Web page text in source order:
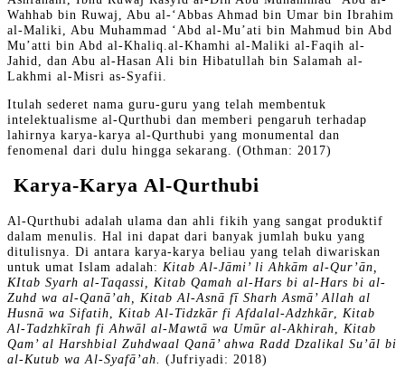
Wahhab bin Ruwaj, Abu al-‘Abbas Ahmad bin Umar bin Ibrahim
al-Maliki, Abu Muhammad ‘Abd al-Mu’ati bin Mahmud bin Abd
Mu’atti bin Abd al-Khaliq.al-Khamhi al-Maliki al-Faqih al-
Jahid, dan Abu al-Hasan Ali bin Hibatullah bin Salamah al-
Lakhmi al-Misri as-Syafii.
Itulah sederet nama guru-guru yang telah membentuk
intelektualisme al-Qurthubi dan memberi pengaruh terhadap
lahirnya karya-karya al-Qurthubi yang monumental dan
fenomenal dari dulu hingga sekarang. (Othman: 2017)
Karya-Karya Al-Qurthubi
Al-Qurthubi adalah ulama dan ahli fikih yang sangat produktif
dalam menulis. Hal ini dapat dari banyak jumlah buku yang
ditulisnya. Di antara karya-karya beliau yang telah diwariskan
untuk umat Islam adalah: Kitab Al-Jāmi’ li Ahkām al-Qur’ān,
KItab Syarh al-Taqassi, Kitab Qamah al-Hars bi al-Hars bi al-
Zuhd wa al-Qanā’ah, Kitab Al-Asnā fī Sharh Asmā’ Allah al
Husnā wa Sifatih, Kitab Al-Tidzkār fi Afdalal-Adzhkār, Kitab
Al-Tadzhkīrah fi Ahwāl al-Mawtā wa Umūr al-Akhirah, Kitab
Qam’ al Harshbial Zuhdwaal Qanā’ ahwa Radd Dzalikal Su’āl bi
al-Kutub wa Al-Syafā’ah. (Jufriyadi: 2018)